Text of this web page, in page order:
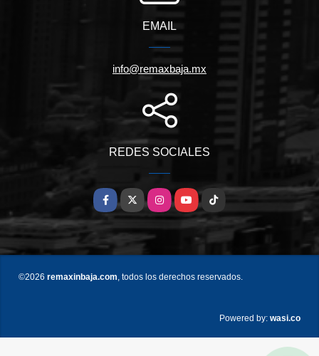
EMAIL
info@remaxbaja.mx
REDES SOCIALES
Facebook
X InstagramYouTubeTikTok
©2026 remaxinbaja.com , todos los derechos reservados.
Powered by: wasi.co